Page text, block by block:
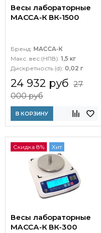
Весы лабораторные
МАССА-К ВК-1500
Бренд: МАССА-К
Макс. вес (НПВ): 1,5 кг
Дискретность (d): 0,02 г
24 932 руб 27
000 руб
В КОРЗИНУ
Скидка 8% Хит
Весы лабораторные
МАССА-К ВК-300